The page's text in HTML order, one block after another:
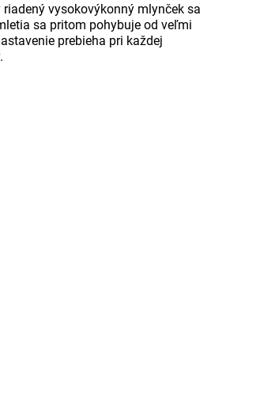
vysokovýkonný mlynček sa
sa pritom pohybuje od veľmi
prebieha pri každej